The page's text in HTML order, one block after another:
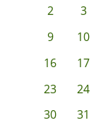
2
3
9
10
16
17
23
24
30
31